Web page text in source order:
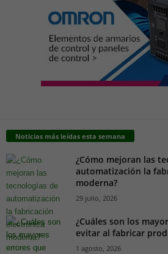
Noticias más leídas esta semana
¿Cómo mejoran las
automatización la
moderna?
29 julio, 2026
¿Cuáles son los
evitar al fabricar
1 agosto, 2026